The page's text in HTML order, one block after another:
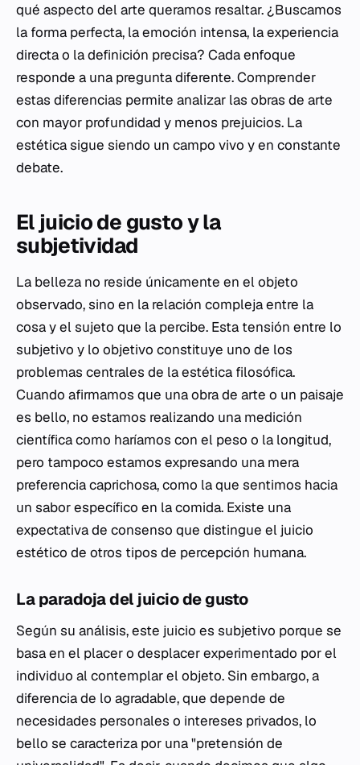
qué aspecto del arte queramos resaltar. ¿Buscamos
la forma perfecta, la emoción intensa, la experiencia
directa o la definición precisa? Cada enfoque
responde a una pregunta diferente. Comprender
estas diferencias permite analizar las obras de arte
con mayor profundidad y menos prejuicios. La
estética sigue siendo un campo vivo y en constante
debate.
El juicio de gusto y la
subjetividad
La belleza no reside únicamente en el objeto
observado, sino en la relación compleja entre la
cosa y el sujeto que la percibe. Esta tensión entre lo
subjetivo y lo objetivo constituye uno de los
problemas centrales de la estética filosófica.
Cuando afirmamos que una obra de arte o un paisaje
es bello, no estamos realizando una medición
científica como haríamos con el peso o la longitud,
pero tampoco estamos expresando una mera
preferencia caprichosa, como la que sentimos hacia
un sabor específico en la comida. Existe una
expectativa de consenso que distingue el juicio
estético de otros tipos de percepción humana.
La paradoja del juicio de gusto
Según su análisis, este juicio es subjetivo porque se
basa en el placer o desplacer experimentado por el
individuo al contemplar el objeto. Sin embargo, a
diferencia de lo agradable, que depende de
necesidades personales o intereses privados, lo
bello se caracteriza por una "pretensión de